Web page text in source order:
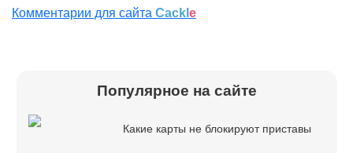
Комментарии для сайта Cackl e
Популярное на сайте
Какие карты не блокируют приставы